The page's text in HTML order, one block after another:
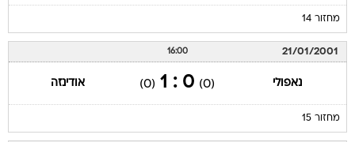
21/01/2001
נאפולי (0)
0 : 1
(0) אודינזה
28/01/2001